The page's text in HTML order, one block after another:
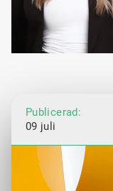
Publicerad:
09 juli